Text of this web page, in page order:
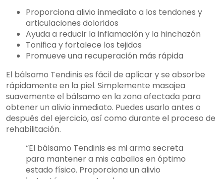
Proporciona alivio inmediato a los tendones y
articulaciones doloridos
Ayuda a reducir la inflamación y la hinchazón
Tonifica y fortalece los tejidos
Promueve una recuperación más rápida
El bálsamo Tendinis es fácil de aplicar y se absorbe
rápidamente en la piel. Simplemente masajea
suavemente el bálsamo en la zona afectada para
obtener un alivio inmediato. Puedes usarlo antes o
después del ejercicio, así como durante el proceso de
rehabilitación.
“El bálsamo Tendinis es mi arma secreta
para mantener a mis caballos en óptimo
estado físico. Proporciona un alivio